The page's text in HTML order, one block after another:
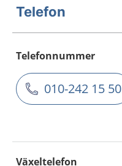
Telefon
Telefonnummer
010-242 15 50
Växeltelefon